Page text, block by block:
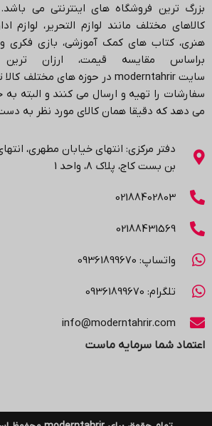
بزرگ ترین فروشگاه های اینترنتی می باشد.
کالاهای مختلف مانند لوازم التحریر، لوازم
هنری، کتاب های کمک آموزشی، بازی فکری
براساس مقایسه قیمت، ارزان
سایتmoderntahrir در حوزه های مختلف کالا
سفارشات را تهیه و ارسال می کنند و البته به
می دهد که دقیقا همان کالای مورد نظر به
دفتر مرکزی: انتهاي خیابان مطهری،
بن بست کاج، پلاک ۸، واحد 1
02188402803
02188431569
واتساپ: 09361899670
تلگرام: 09361899670
info@moderntahrir.com
اعتماد شما سرمایه ماست